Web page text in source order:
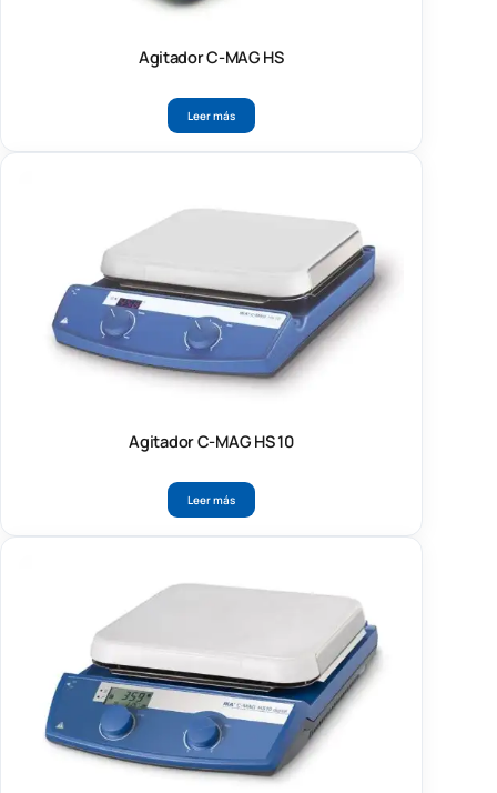
Agitador C-MAG HS
Leer más
Agitador C-MAG HS 10
Leer más